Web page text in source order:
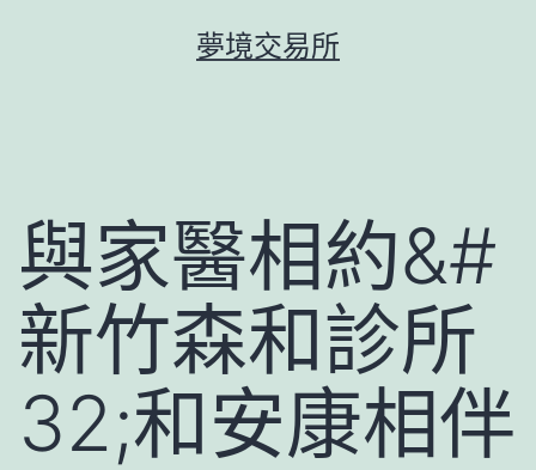
夢境交易所
與家醫相約&#
新竹森和診所
32;和安康相伴